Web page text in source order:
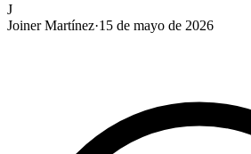
J
Joiner Martínez·15 de mayo de 2026